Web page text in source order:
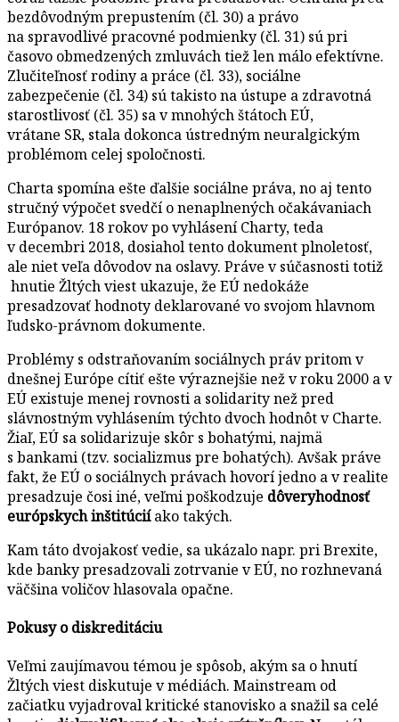
bezdôvodným prepustením (čl. 30) a právo
na spravodlivé pracovné podmienky (čl. 31) sú pri
časovo obmedzených zmluvách tiež len málo efektívne.
Zlučiteľnosť rodiny a práce (čl. 33), sociálne
zabezpečenie (čl. 34) sú takisto na ústupe a zdravotná
starostlivosť (čl. 35) sa v mnohých štátoch EÚ,
vrátane SR, stala dokonca ústredným neuralgickým
problémom celej spoločnosti.
Charta spomína ešte ďalšie sociálne práva, no aj tento
stručný výpočet svedčí o nenaplnených očakávaniach
Európanov. 18 rokov po vyhlásení Charty, teda
v decembri 2018, dosiahol tento dokument plnoletosť,
ale niet veľa dôvodov na oslavy. Práve v súčasnosti totiž
hnutie Žltých viest ukazuje, že EÚ nedokáže
presadzovať hodnoty deklarované vo svojom hlavnom
ľudsko-právnom dokumente.
Problémy s odstraňovaním sociálnych práv pritom v
dnešnej Európe cítiť ešte výraznejšie než v roku 2000 a v
EÚ existuje menej rovnosti a solidarity než pred
slávnostným vyhlásením týchto dvoch hodnôt v Charte.
Žiaľ, EÚ sa solidarizuje skôr s bohatými, najmä
s bankami (tzv. socializmus pre bohatých). Avšak práve
fakt, že EÚ o sociálnych právach hovorí jedno a v realite
presadzuje čosi iné, veľmi poškodzuje dôveryhodnosť
európskych inštitúciíako takých.
Kam táto dvojakosť vedie, sa ukázalo napr. pri Brexite,
kde banky presadzovali zotrvanie v EÚ, no rozhnevaná
väčšina voličov hlasovala opačne.
Pokusy o diskreditáciu
Veľmi zaujímavou témou je spôsob, akým sa o hnutí
Žltých viest diskutuje v médiách. Mainstream od
začiatku vyjadroval kritické stanovisko a snažil sa celé